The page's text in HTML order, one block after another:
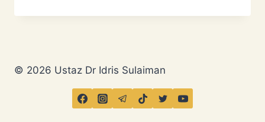
ENGKAU
ORANG
BAIK
© 2026 Ustaz Dr Idris Sulaiman